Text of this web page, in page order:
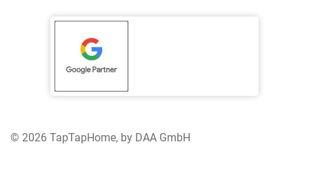
© 2026 TapTapHome, by DAA GmbH